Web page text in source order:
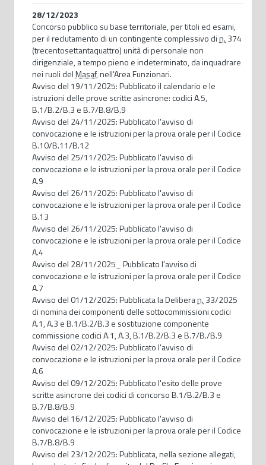
28/12/2023
Concorso pubblico su base territoriale, per titoli ed esami,
per il reclutamento di un contingente complessivo din. 374
(trecentosettantaquattro) unità di personale non
dirigenziale, a tempo pieno e indeterminato, da inquadrare
nei ruoli delMasaf, nell'Area Funzionari.
Avviso del 19/11/2025: Pubblicato il calendario e le
istruzioni delle prove scritte asincrone: codici A.5,
B.1/B.2/B.3 e B.7/B.8/B.9
Avviso del 24/11/2025: Pubblicato l'avviso di
convocazione e le istruzioni per la prova orale per il Codice
B.10/B.11/B.12
Avviso del 25/11/2025: Pubblicato l'avviso di
convocazione e le istruzioni per la prova orale per il Codice
A.9
Avviso del 26/11/2025: Pubblicato l'avviso di
convocazione e le istruzioni per la prova orale per il Codice
B.13
Avviso del 26/11/2025: Pubblicato l'avviso di
convocazione e le istruzioni per la prova orale per il Codice
A.4
Avviso del 28/11/2025_ Pubblicato l'avviso di
convocazione e le istruzioni per la prova orale per il Codice
A.7
Avviso del 01/12/2025: Pubblicata la Deliberan. 33/2025
di nomina dei componenti delle sottocommissioni codici
A.1, A.3 e B.1/B.2/B.3 e sostituzione componente
commissione codici A.1, A.3, B.1/B.2/B.3 e B.7/B./B.9
Avviso del 02/12/2025: Pubblicato l'avviso di
convocazione e le istruzioni per la prova orale per il Codice
A.6
Avviso del 09/12/2025: Pubblicato l'esito delle prove
scritte asincrone dei codici di concorso B.1/B.2/B.3 e
B.7/B.8/B.9
Avviso del 16/12/2025: Pubblicato l'avviso di
convocazione e le istruzioni per la prova orale per il Codice
B.7/B.8/B.9
Avviso del 23/12/2025: Pubblicata, nella sezione allegati,